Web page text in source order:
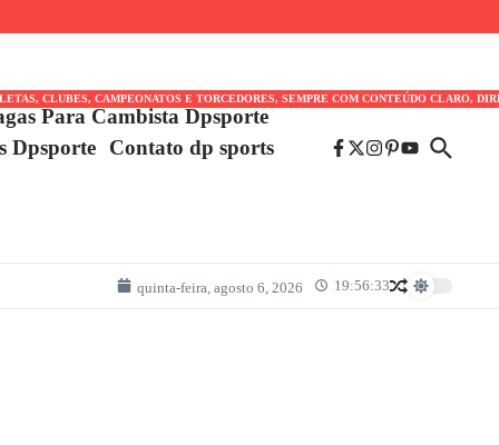
CLUBES, CAMPEONATOS E TORCEDORES, SEMPRE COM CONTEÚDO CLARO,
Para Cambista Dpsporte
Dpsporte
Contato dp sports
quinta-feira, agosto 6, 2026 19:56:33